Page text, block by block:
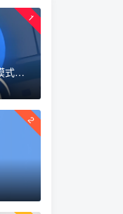
1
Kali Linux 2025 设置全局代理 IP 模式：完整指南
2